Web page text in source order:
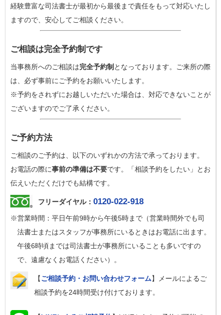
経験豊富な司法書士が最初から最後まで責任をもって対応いたし
ますので、安心してご相談ください。
ご相談は完全予約制です
当事務所へのご相談は完全予約制となっております。ご来所の際
は、必ず事前にご予約をお願いいたします。
※予約をされずにお越しいただいた場合は、対応できないことが
ございますのでご了承ください。
ご予約方法
ご相談のご予約は、以下のいずれかの方法で承っております。
お電話の際に事前の準備は不要です。「相談予約をしたい」とお
伝えいただくだけでも結構です。
フリーダイヤル： 0120-022-918
※営業時間：平日午前9時から午後5時まで（営業時間外でも司
法書士またはスタッフが事務所にいるときはお電話に出ます。
午後6時頃までは司法書士が事務所にいることも多いですの
で、遠慮なくお電話ください）。
【ご相談予約・お問い合わせフォーム】メールによるご
相談予約を24時間受け付けております。